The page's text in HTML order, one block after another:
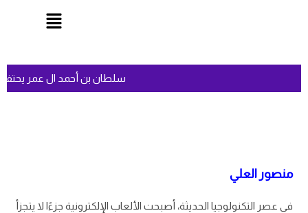
سلطان بن أحمد ال عمر
منصور العلي
في عصر التكنولوجيا الحديثة، أصبحت الألعاب الإلكترونية جزءًا لا يتجزأ